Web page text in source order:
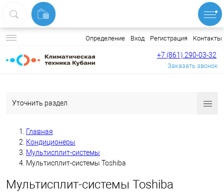
Определение Вход Регистрация Контакты
+7 (861) 290-03-32
Заказать звонок
Уточнить раздел
Главная
Кондиционеры
Мультисплит-системы
Мультисплит-системы Toshiba
Мультисплит-системы Toshiba